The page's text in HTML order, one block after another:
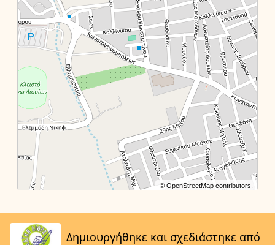
© OpenStreetMapcontributors.
Δημιουργήθηκε και σχεδιάστηκε από